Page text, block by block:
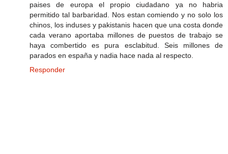
paises de europa el propio ciudadano ya no habria
permitido tal barbaridad. Nos estan comiendo y no solo los
chinos, los induses y pakistanis hacen que una costa donde
cada verano aportaba millones de puestos de trabajo se
haya combertido es pura esclabitud. Seis millones de
parados en españa y nadia hace nada al respecto.
Responder